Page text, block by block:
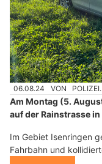
06.08.24 VON
Am Montag (5.
auf der Rainstrasse
Im Gebiet Isenringen
Fahrbahn und